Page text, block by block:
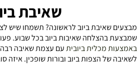
שאיבת
שאיבת ביוב לראשונה? תשמחו שיש
בהצלחה שאיבות ביוב בכל שבוע.
מכלית ביוביתעם עצמת שאיבה רבה.
של הצפות ביוב ובורות שופכין. איזה